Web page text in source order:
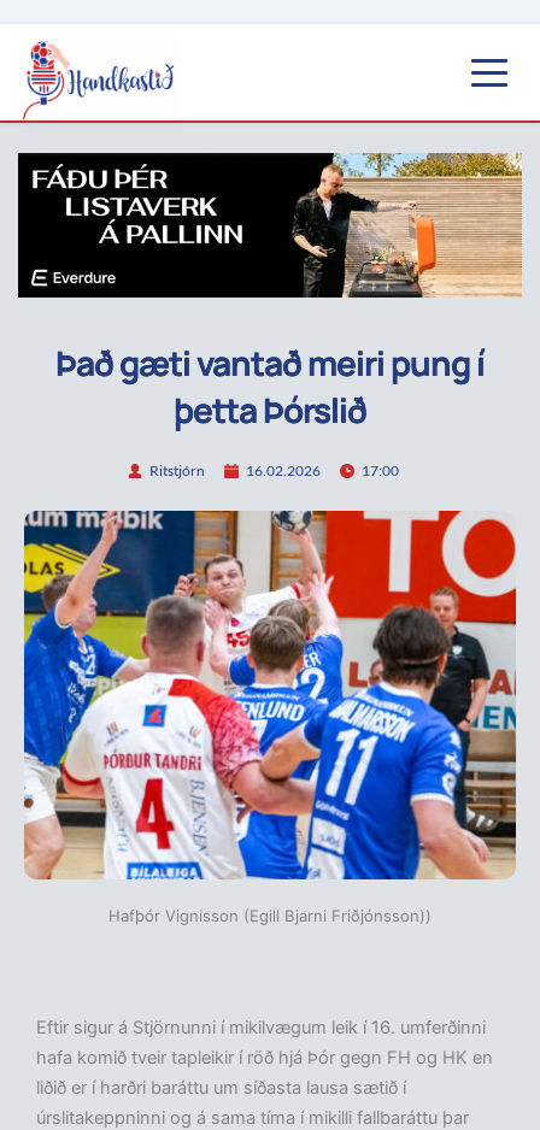
Það gæti vantað meiri pung í
þetta Þórslið
Ritstjórn 16.02.2026 17:00
Hafþór Vignisson (Egill Bjarni Friðjónsson))
Eftir sigur á Stjörnunni í mikilvægum leik í 16. umferðinni
hafa komið tveir tapleikir í röð hjá Þór gegn FH og HK en
liðið er í harðri baráttu um síðasta lausa sætið í
úrslitakeppninni og á sama tíma í mikilli fallbaráttu þar